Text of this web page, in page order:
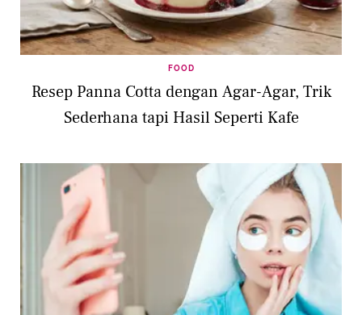
FOOD
Resep Panna Cotta dengan Agar-Agar, Trik
Sederhana tapi Hasil Seperti Kafe